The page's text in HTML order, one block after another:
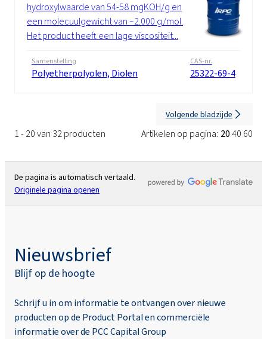
hydroxylwaarde van 54-58 mgKOH/g en
een molecuulgewicht van ~2.000 g/mol.
Het product heeft een lage viscositeit...
Samenstelling
Polyetherpolyolen, Diolen
CAS-nr.
25322-69-4
1 - 20 van 32 producten Artikelen op pagina: 2040 60
Volgende bladzijde
De pagina is automatisch vertaald.
Originele pagina openen
Nieuwsbrief
Blijf op de hoogte
Schrijf u in om informatie te ontvangen over nieuwe
producten op de Product Portal en commerciële
informatie over de PCC Capital Group